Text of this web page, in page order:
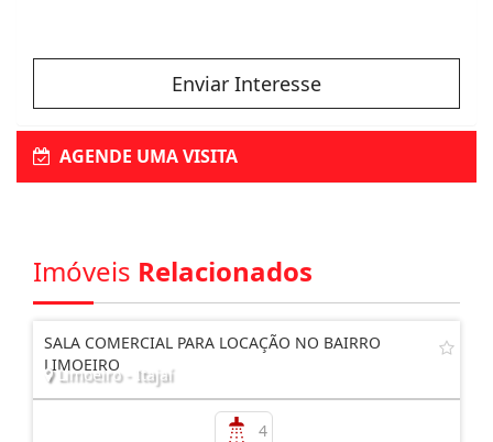
Enviar Interesse
AGENDE UMA VISITA
Imóveis Relacionados
SALA COMERCIAL PARA LOCAÇÃO NO BAIRRO
LIMOEIRO
Limoeiro - Itajaí
4